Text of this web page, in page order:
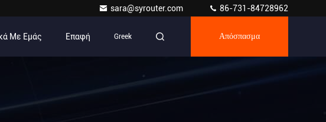
sara@syrouter.com 86-731-84728962
Με Εμάς Επαφή Greek Απόσπασμα